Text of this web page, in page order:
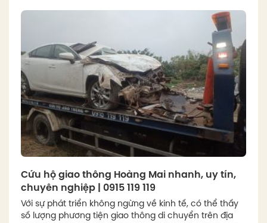
Cứu hộ giao thông Hoàng Mai nhanh, uy tín,
chuyên nghiệp | 0915 119 119
Với sự phát triển không ngừng về kinh tế, có thể thấy
số lượng phương tiện giao thông di chuyển trên địa